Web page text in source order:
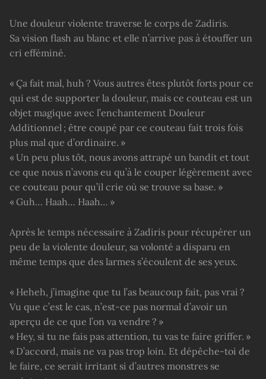
Une douleur violente traverse le corps de Zadiris.
Sa vision flash au blanc et elle n’arrive pas à étouffer un
cri efféminé.
« Ça fait mal, huh ? Vous autres êtes plutôt forts pour ce
qui est de supporter la douleur, mais ce couteau est un
objet magique avec l’enchantement Douleur
Additionnel ; être coupé par ce couteau fait trois fois
plus mal que d’ordinaire. »
« Un peu plus tôt, nous avons attrapé un bandit et tout
ce que nous n’avons eu qu’à le couper légèrement avec
ce couteau pour qu’il crie où se trouve sa base. »
« Guh… Haah… Haah… »
Après le temps nécessaire à Zadiris pour récupérer un
peu de la violente douleur, sa volonté a disparu en
même temps que des larmes s’écoulent de ses yeux.
« Heheh, j’imagine que tu l’as beaucoup fait, pas vrai ?
Vu que c’est le cas, n’est-ce pas normal d’avoir un
aperçu de ce que l’on va vendre ? »
« Hey, si tu ne fais pas attention, tu vas te faire griffer. »
« D’accord, mais ne va pas trop loin. Et dépêche-toi de
le faire, ce serait irritant si d’autres monstres se